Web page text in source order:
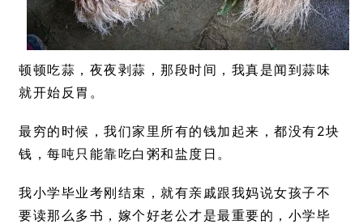
顿顿吃蒜，夜夜剥蒜，那段时间，我真是闻到蒜味
就开始反胃。
最穷的时候，我们家里所有的钱加起来，都没有2块
钱，每吨只能靠吃白粥和盐度日。
我小学毕业考刚结束，就有亲戚跟我妈说女孩子不
要读那么多书，嫁个好老公才是最重要的，小学毕